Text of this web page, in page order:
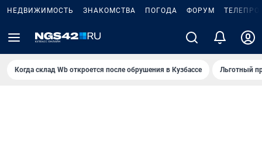
НЕДВИЖИМОСТЬ ЗНАКОМСТВА ПОГОДА ФОРУМ
Когда склад Wb откроется после обрушения в Кузбассе Льготный